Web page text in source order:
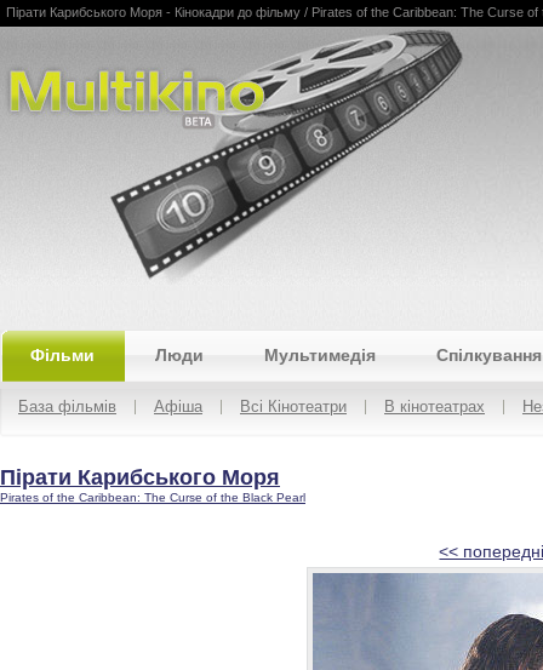
Multikino
Пірати Карибського Моря - Кінокадри до фільму / Pirates of the Caribbean: The Curse of
Фільми Люди Мультимедія Спілкування
База фільмів Афіша Всі Кінотеатри В кінотеатрах
Пірати Карибського Моря
Pirates of the Caribbean: The Curse of the Black Pearl
<<